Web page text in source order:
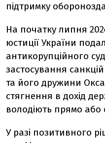
підтримку
На початку липня
юстиції України
антикорупційного
застосування
та його дружини
стягнення в дохід
володіють прямо
У разі позитивного